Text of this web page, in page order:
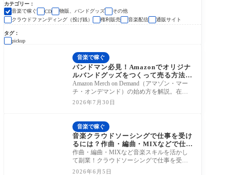
カテゴリー
音楽で稼ぐ
CD 物販、バンドグッズ
その他
クラウドファンディング（投げ銭）
権利販売 音楽配信 通販サイト
タグ
pickup
音楽で稼ぐ
バンドマン必見！Amazonでオリジナ
ルバンドグッズをつくって売る方法｜
Amazon Merch on Demand
Amazon Merch on Demand（アマゾン・マー
チ・オンデマンド）の始め方を解説。在庫
リスクなしでバンドグッズを販売できる仕
組みやメリッ
2026年7月30日
音楽で稼ぐ
音楽クラウドソーシングで仕事を受け
るには？作曲・編曲・MIXなどで仕事
ができる【2026年版】
作曲・編曲・MIXなど音楽スキルを活かし
て副業！クラウドソーシングで仕事を受け
る方法とおすすめサービスを解説。
2026年6月5日